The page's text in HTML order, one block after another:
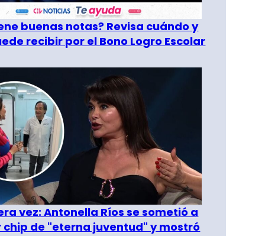
buenas notas? Revisa cuándo y
recibir por el Bono Logro Escolar
vez: Antonella Ríos se sometió a
de "eterna juventud" y mostró